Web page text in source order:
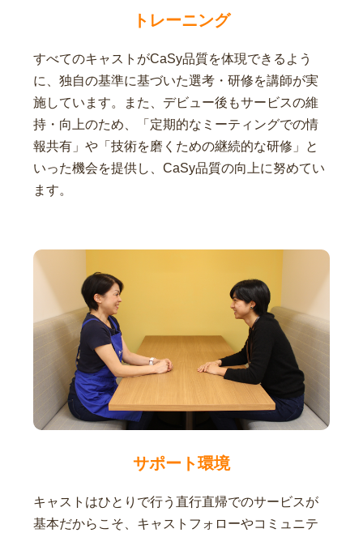
トレーニング
すべてのキャストがCaSy品質を体現できるよう
に、独自の基準に基づいた選考・研修を講師が実
施しています。また、デビュー後もサービスの維
持・向上のため、「定期的なミーティングでの情
報共有」や「技術を磨くための継続的な研修」と
いった機会を提供し、CaSy品質の向上に努めてい
ます。
サポート環境
キャストはひとりで行う直行直帰でのサービスが
基本だからこそ、キャストフォローやコミュニテ